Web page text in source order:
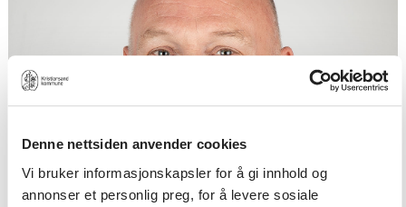
Denne nettsiden anvender cookies
Vi bruker informasjonskapsler for å gi innhold og
annonser et personlig preg, for å levere sosiale